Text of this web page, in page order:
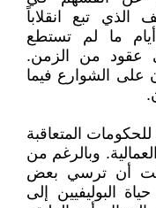
تبع انقلاباً
ما لم تستطع
عقود من الزمن.
الشوارع فيما
المتعاقبة
وبالرغم من
أن ترسي بعض
البوليفيين إلى